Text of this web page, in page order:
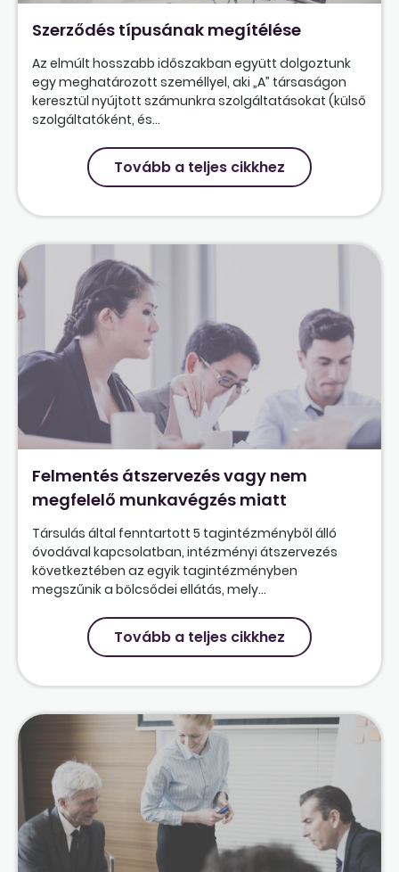
Szerződés típusának megítélése
Az elmúlt hosszabb időszakban együtt dolgoztunk
egy meghatározott személlyel, aki „A” társaságon
keresztül nyújtott számunkra szolgáltatásokat (külső
szolgáltatóként, és...
Tovább a teljes cikkhez
Felmentés átszervezés vagy nem
megfelelő munkavégzés miatt
Társulás által fenntartott 5 tagintézményből álló
óvodával kapcsolatban, intézményi átszervezés
következtében az egyik tagintézményben
megszűnik a bölcsődei ellátás, mely...
Tovább a teljes cikkhez